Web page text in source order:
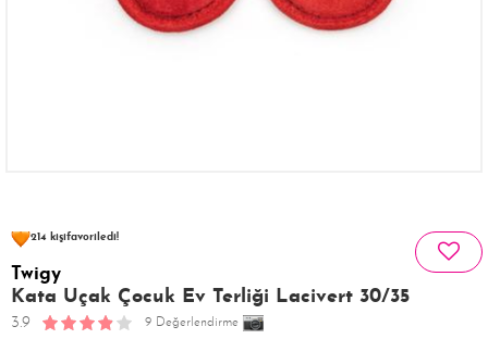
197 kişi
Twigy
Kata Uçak Çocuk Ev Terliği Lacivert 30/35
3.9 9 Değerlendirme